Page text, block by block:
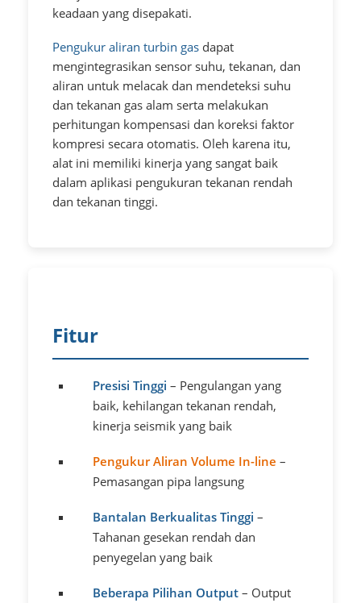
keadaan yang disepakati.
Pengukur aliran turbin gasdapat
mengintegrasikan sensor suhu, tekanan, dan
aliran untuk melacak dan mendeteksi suhu
dan tekanan gas alam serta melakukan
perhitungan kompensasi dan koreksi faktor
kompresi secara otomatis. Oleh karena itu,
alat ini memiliki kinerja yang sangat baik
dalam aplikasi pengukuran tekanan rendah
dan tekanan tinggi.
Fitur
Presisi Tinggi – Pengulangan yang
baik, kehilangan tekanan rendah,
kinerja seismik yang baik
Pengukur Aliran Volume In-line –
Pemasangan pipa langsung
Bantalan Berkualitas Tinggi –
Tahanan gesekan rendah dan
penyegelan yang baik
Beberapa Pilihan Output– Output